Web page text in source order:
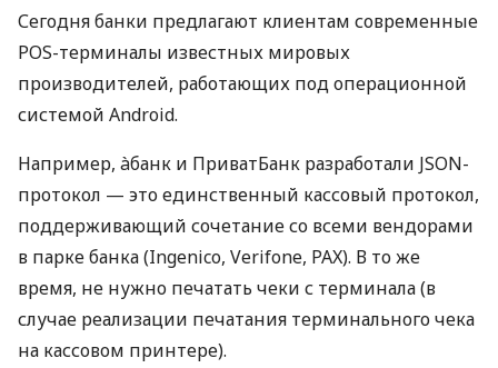
Сегодня банки предлагают клиентам современные
POS-терминалы известных мировых
производителей, работающих под операционной
системой Android.
Например, àбанк и ПриватБанк разработали JSON-
протокол — это единственный кассовый протокол,
поддерживающий сочетание со всеми вендорами
в парке банка (Ingenico, Verifone, PAX). В то же
время, не нужно печатать чеки с терминала (в
случае реализации печатания терминального чека
на кассовом принтере).